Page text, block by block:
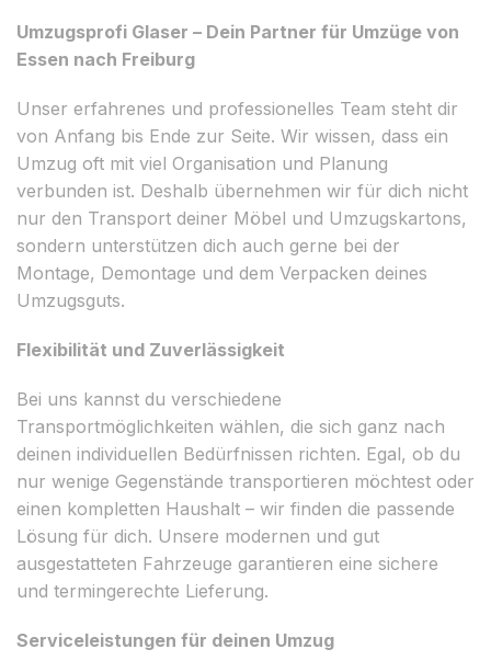
Umzugsprofi Glaser – Dein Partner für Umzüge von
Essen nach Freiburg
Unser erfahrenes und professionelles Team steht dir
von Anfang bis Ende zur Seite. Wir wissen, dass ein
Umzug oft mit viel Organisation und Planung
verbunden ist. Deshalb übernehmen wir für dich nicht
nur den Transport deiner Möbel und Umzugskartons,
sondern unterstützen dich auch gerne bei der
Montage, Demontage und dem Verpacken deines
Umzugsguts.
Flexibilität und Zuverlässigkeit
Bei uns kannst du verschiedene
Transportmöglichkeiten wählen, die sich ganz nach
deinen individuellen Bedürfnissen richten. Egal, ob du
nur wenige Gegenstände transportieren möchtest oder
einen kompletten Haushalt – wir finden die passende
Lösung für dich. Unsere modernen und gut
ausgestatteten Fahrzeuge garantieren eine sichere
und termingerechte Lieferung.
Serviceleistungen für deinen Umzug